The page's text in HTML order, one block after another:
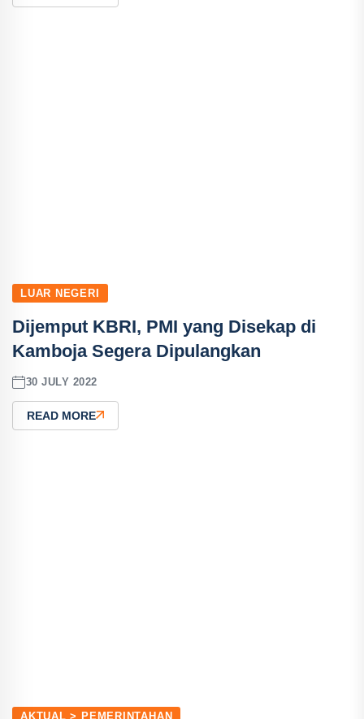
LUAR NEGERI
Dijemput KBRI, PMI yang Disekap di
Kamboja Segera Dipulangkan
30 JULY 2022
READ MORE
AKTUAL > PEMERINTAHAN